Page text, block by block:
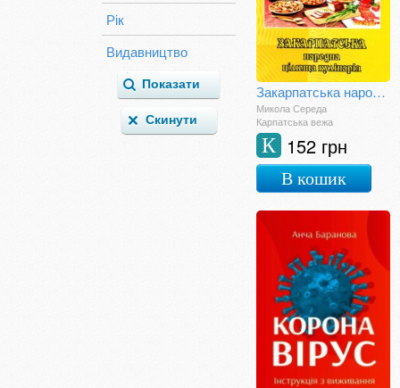
Рік
Видавництво
Закарпатська народна цілюща кулінарія
Микола Середа
Карпатська вежа
152 грн
К
В кошик